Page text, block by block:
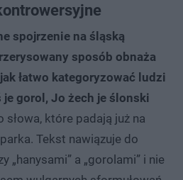
spojrzenie na śląską
sposób obnaża
łatwo kategoryzować ludzi
je gorol, Jo żech je ślonski
słowa, które padają już na
Tekst nawiązuje do
„hanysami” a „gorolami” i nie